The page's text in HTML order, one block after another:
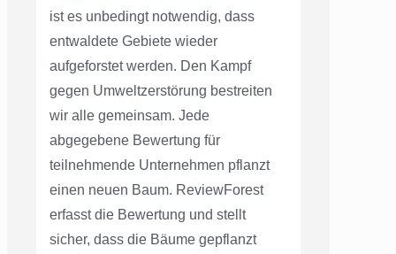
ist es unbedingt notwendig, dass
entwaldete Gebiete wieder
aufgeforstet werden. Den Kampf
gegen Umweltzerstörung bestreiten
wir alle gemeinsam. Jede
abgegebene Bewertung für
teilnehmende Unternehmen pflanzt
einen neuen Baum. ReviewForest
erfasst die Bewertung und stellt
sicher, dass die Bäume gepflanzt